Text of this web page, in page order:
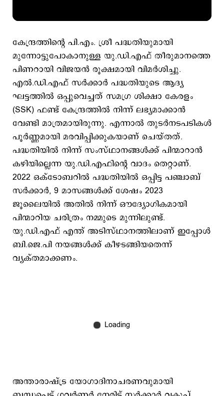
കേന്ദ്രത്തിന്റെ പി.എം. ശ്രീ പദ്ധതിയുമായി
മുന്നോട്ടുപോകാനുള്ള യു.ഡി.എഫ് തീരുമാനത്തെ
പിണറായി വിജയൻ രൂക്ഷമായി വിമർശിച്ചു.
എൽ.ഡി.എഫ് സർക്കാർ പദ്ധതിയുടെ ആദ്യ
ഘട്ടത്തിൽ ഒപ്പുവെച്ചത് സമഗ്ര ശിക്ഷാ കേരളം
(SSK) ഫണ്ട് കേന്ദ്രത്തിൽ നിന്ന് ലഭ്യമാക്കാൻ
വേണ്ടി മാത്രമായിരുന്നു. എന്നാൽ തുടർനടപടികൾ
പൂർണ്ണമായി മരവിപ്പിക്കുകയാണ് ചെയ്തത്.
പദ്ധതിയിൽ നിന്ന് സംസ്ഥാനങ്ങൾക്ക് പിന്മാറാൻ
കഴിയില്ലെന്ന യു.ഡി.എഫിന്റെ വാദം തെറ്റാണ്.
2022 ഒക്ടോബറിൽ പദ്ധതിയിൽ ഒപ്പിട്ട പഞ്ചാബ്
സർക്കാർ, 9 മാസങ്ങൾക്ക് ശേഷം 2023
ജൂലൈയിൽ അതിൽ നിന്ന് ഔദ്യോഗികമായി
പിന്മാറിയ ചരിത്രം നമ്മുടെ മുന്നിലുണ്ട്.
യു.ഡി.എഫ് എന്ത് അടിസ്ഥാനത്തിലാണ് ഇപ്പോൾ
ബി.ജെ.പി നയങ്ങൾക്ക് കീഴടങ്ങിയതെന്ന്
വ്യക്തമാക്കണം.
അന്താരാഷ്ട്ര യോഗാദിനാചരണവുമായി